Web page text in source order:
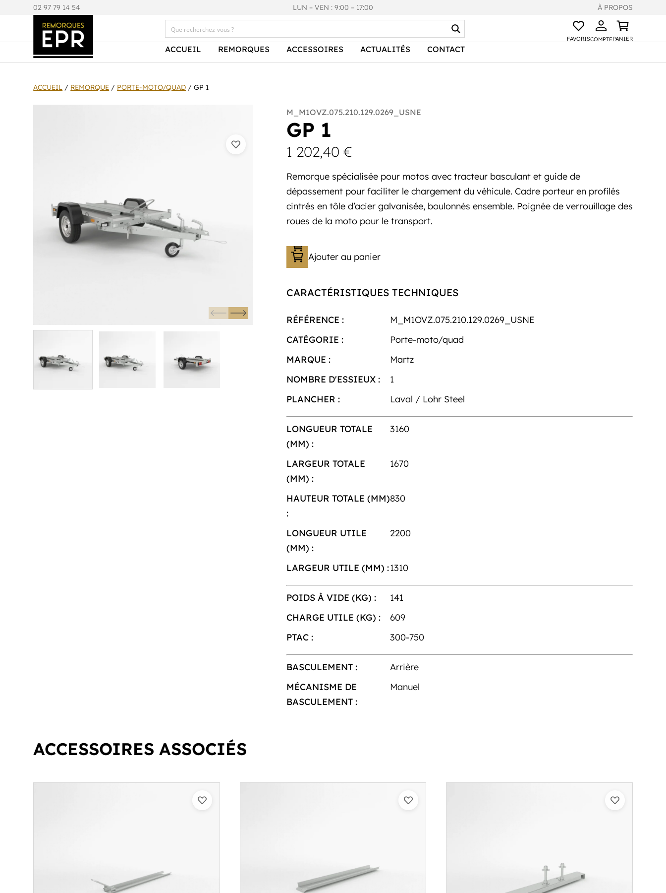
02 97 79 14 54 LUN – VEN : 9:00 – 17:00 À PROPOS
ACCUEIL REMORQUES ACCESSOIRES ACTUALITÉS CONTACT
FAVORISCOMPTEPANIER
ACCUEIL / REMORQUE / PORTE-MOTO/QUAD / GP 1
M_M1OVZ.075.210.129.0269_USNE
GP 1
1 202,40 €
Remorque spécialisée pour motos avec tracteur basculant et guide de
dépassement pour faciliter le chargement du véhicule. Cadre porteur en profilés
cintrés en tôle d’acier galvanisée, boulonnés ensemble. Poignée de verrouillage des
roues de la moto pour le transport.
Ajouter au panier
CARACTÉRISTIQUES TECHNIQUES
RÉFÉRENCE :
M_M1OVZ.075.210.129.0269_USNE
CATÉGORIE :
Porte-moto/quad
MARQUE :
Martz
NOMBRE D'ESSIEUX :
1
PLANCHER :
Laval / Lohr Steel
LONGUEUR TOTALE
(MM) :
3160
LARGEUR TOTALE
(MM) :
1670
HAUTEUR TOTALE (MM)
:
830
LONGUEUR UTILE
(MM) :
2200
LARGEUR UTILE (MM) :1310
POIDS À VIDE (KG) :
141
CHARGE UTILE (KG) :
609
PTAC :
300-750
BASCULEMENT :
Arrière
MÉCANISME DE
BASCULEMENT :
Manuel
ACCESSOIRES ASSOCIÉS